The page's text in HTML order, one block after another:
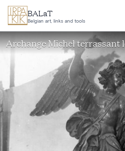
Ga naar hoofdinhoud
BALaT
Belgian art, links and tools
Archange Michel terrassant